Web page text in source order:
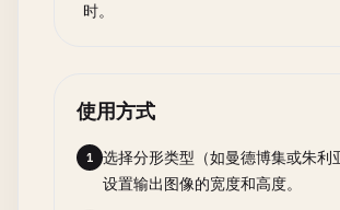
时。
使用方式
1
选择分形类型（如曼德博集或朱利
设置输出图像的宽度和高度。